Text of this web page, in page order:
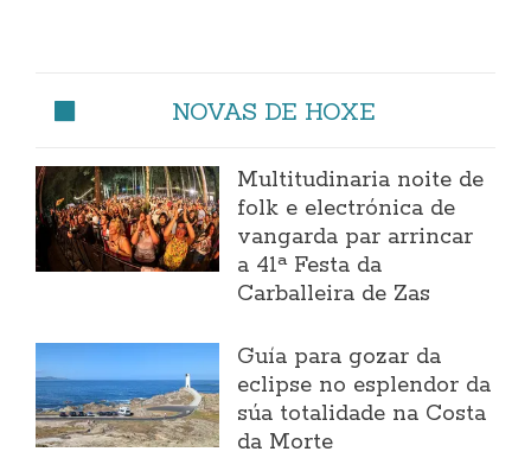
NOVAS DE HOXE
Multitudinaria noite de
folk e electrónica de
vangarda par arrincar
a 41ª Festa da
Carballeira de Zas
Guía para gozar da
eclipse no esplendor da
súa totalidade na Costa
da Morte